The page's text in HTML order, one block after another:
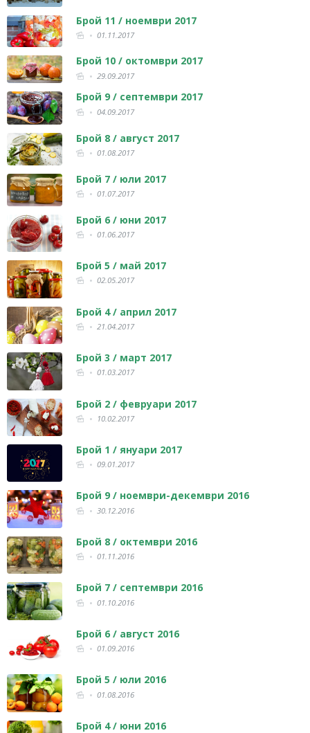
Брой 11 / ноември 2017
01.11.2017
Брой 10 / октомври 2017
29.09.2017
Брой 9 / септември 2017
04.09.2017
Брой 8 / август 2017
01.08.2017
Брой 7 / юли 2017
01.07.2017
Брой 6 / юни 2017
01.06.2017
Брой 5 / май 2017
02.05.2017
Брой 4 / април 2017
21.04.2017
Брой 3 / март 2017
01.03.2017
Брой 2 / февруари 2017
10.02.2017
Брой 1 / януари 2017
09.01.2017
Брой 9 / ноември-декември 2016
30.12.2016
Брой 8 / октември 2016
01.11.2016
Брой 7 / септември 2016
01.10.2016
Брой 6 / август 2016
01.09.2016
Брой 5 / юли 2016
01.08.2016
Брой 4 / юни 2016